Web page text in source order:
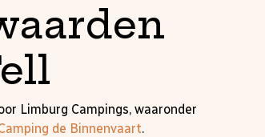
Limburg Campings, waaronder
de Binnenvaart.